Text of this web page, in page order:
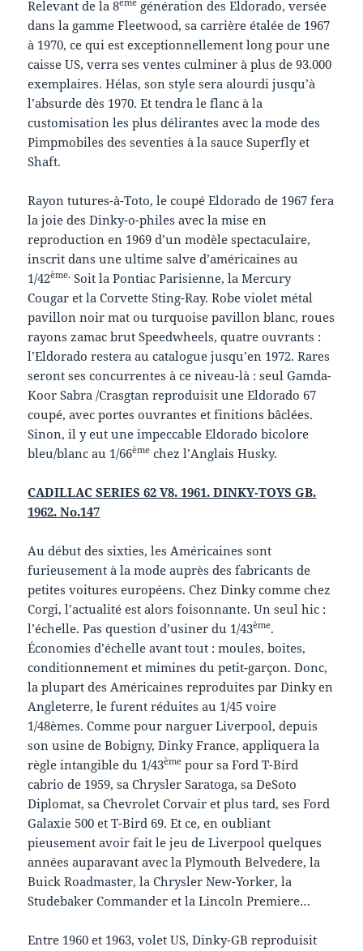
Relevant de la 8
génération des Eldorado, versée
dans la gamme Fleetwood, sa carrière étalée de 1967
à 1970, ce qui est exceptionnellement long pour une
caisse US, verra ses ventes culminer à plus de 93.000
exemplaires. Hélas, son style sera alourdi jusqu’à
l’absurde dès 1970. Et tendra le flanc à la
customisation les plus délirantes avec la mode des
Pimpmobiles des seventies à la sauce Superfly et
Shaft.
Rayon tutures-à-Toto, le coupé Eldorado de 1967 fera
la joie des Dinky-o-philes avec la mise en
reproduction en 1969 d’un modèle spectaculaire,
inscrit dans une ultime salve d’américaines au
1/42ème. Soit la Pontiac Parisienne, la Mercury
Cougar et la Corvette Sting-Ray. Robe violet métal
pavillon noir mat ou turquoise pavillon blanc, roues
rayons zamac brut Speedwheels, quatre ouvrants :
l’Eldorado restera au catalogue jusqu’en 1972. Rares
seront ses concurrentes à ce niveau-là : seul Gamda-
Koor Sabra /Crasgtan reproduisit une Eldorado 67
coupé, avec portes ouvrantes et finitions bâclées.
Sinon, il y eut une impeccable Eldorado bicolore
bleu/blanc au 1/66ème chez l’Anglais Husky.
CADILLAC SERIES 62 V8. 1961. DINKY-TOYS GB.
1962. No.147
Au début des sixties, les Américaines sont
furieusement à la mode auprès des fabricants de
petites voitures européens. Chez Dinky comme chez
Corgi, l’actualité est alors foisonnante. Un seul hic :
l’échelle. Pas question d’usiner du 1/43ème.
Économies d’échelle avant tout : moules, boites,
conditionnement et mimines du petit-garçon. Donc,
la plupart des Américaines reproduites par Dinky en
Angleterre, le furent réduites au 1/45 voire
1/48èmes. Comme pour narguer Liverpool, depuis
son usine de Bobigny, Dinky France, appliquera la
règle intangible du 1/43ème pour sa Ford T-Bird
cabrio de 1959, sa Chrysler Saratoga, sa DeSoto
Diplomat, sa Chevrolet Corvair et plus tard, ses Ford
Galaxie 500 et T-Bird 69. Et ce, en oubliant
pieusement avoir fait le jeu de Liverpool quelques
années auparavant avec la Plymouth Belvedere, la
Buick Roadmaster, la Chrysler New-Yorker, la
Studebaker Commander et la Lincoln Premiere…
Entre 1960 et 1963, volet US, Dinky-GB reproduisit